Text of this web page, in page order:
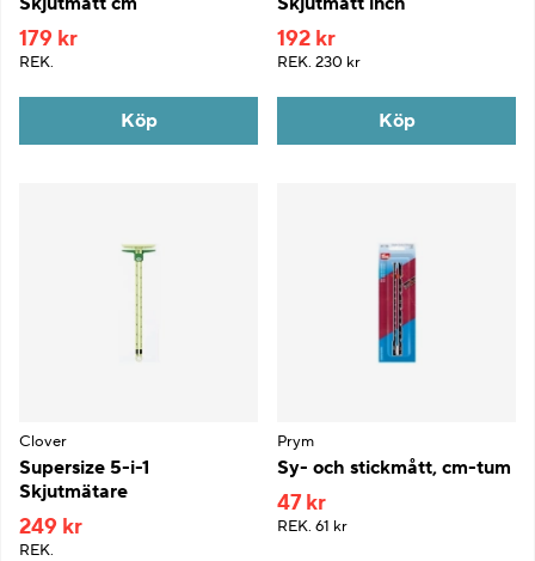
179 kr
REK.
Köp
192 kr
REK. 230 kr
Köp
Clover
Supersize 5-i-1
Skjutmätare
249 kr
REK.
Prym
Sy- och stickmått, cm-tum
47 kr
REK. 61 kr